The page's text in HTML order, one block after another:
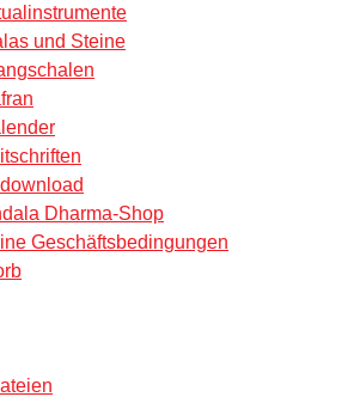
und Steine
Dharma-Shop
Geschäftsbedingungen